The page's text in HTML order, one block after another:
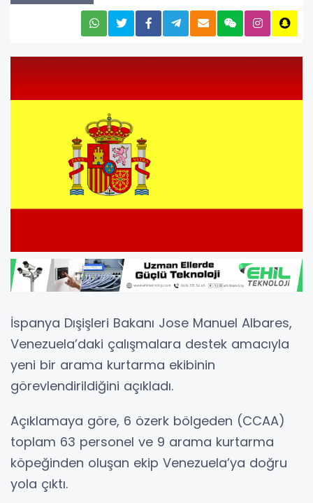
İspanya Dışişleri Bakanı Jose Manuel Albares,
Venezuela’daki çalışmalara destek amacıyla
yeni bir arama kurtarma ekibinin
görevlendirildiğini açıkladı.
Açıklamaya göre, 6 özerk bölgeden (CCAA)
toplam 63 personel ve 9 arama kurtarma
köpeğinden oluşan ekip Venezuela’ya doğru
yola çıktı.